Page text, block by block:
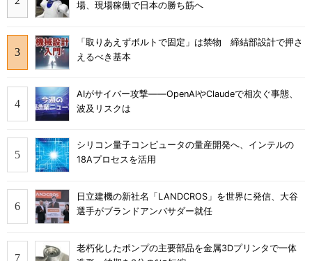
場、現場稼働で日本の勝ち筋へ
「取りあえずボルトで固定」は禁物 締結部設計で押さ
えるべき基本
AIがサイバー攻撃――OpenAIやClaudeで相次ぐ事態、
波及リスクは
シリコン量子コンピュータの量産開発へ、インテルの
18Aプロセスを活用
日立建機の新社名「LANDCROS」を世界に発信、大谷
選手がブランドアンバサダー就任
老朽化したポンプの主要部品を金属3Dプリンタで一体